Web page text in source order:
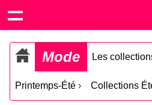
Mode Les
Printemps-Été › Collections